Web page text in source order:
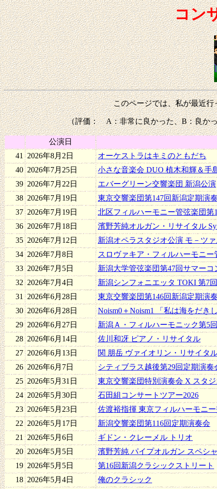
コン
このページでは、私が最近
（評価： A：非常に良かった、B：良か
公演日
41 2026年8月2日
オーケストラはキミのともだち
40 2026年7月25日
小さな音楽会 DUO 植木和輝＆手
39 2026年7月22日
エバーグリーン交響楽団 新潟公演
38 2026年7月19日
東京交響楽団第147回新潟定期演
37 2026年7月19日
北区フィルハーモニー管弦楽団第
36 2026年7月18日
濱野芳純オルガン・リサイタル
35 2026年7月12日
新潟オペラスタジオ公演 モ－ツ
34 2026年7月8日
スロヴァキア・フィルハーモニー
33 2026年7月5日
新潟大学管弦楽団第47回サマーコ
32 2026年7月4日
新潟シンフォニエッタ TOKI 第7
31 2026年6月28日
東京交響楽団第146回新潟定期演
30 2026年6月28日
Noism0＋Noism1 「私は海をだき
29 2026年6月27日
新潟Ａ・フィルハーモニック第5
28 2026年6月14日
佐川和冴 ピアノ・リサイタル
27 2026年6月13日
関 朋岳 ヴァイオリン・リサイタ
26 2026年6月7日
シティブラス越後第29回定期演奏
25 2026年5月31日
東京交響楽団特別演奏会 X スタ
24 2026年5月30日
石田組コンサートツアー2026
23 2026年5月23日
佐渡裕指揮 東京フィルハーモニ
22 2026年5月17日
新潟交響楽団第116回定期演奏会
21 2026年5月6日
ギドン・クレーメル トリオ
20 2026年5月5日
濱野芳純 パイプオルガン スペシ
19 2026年5月5日
第16回新潟クラシックストリート
18 2026年5月4日
俺のクラシック